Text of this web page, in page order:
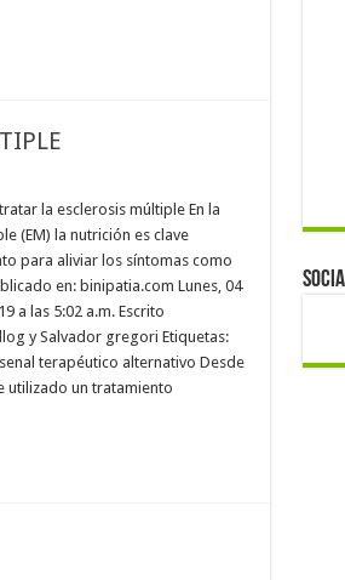
la esclerosis múltiple En la
(EM) la nutrición es clave
para aliviar los síntomas como
en: binipatia.com Lunes, 04
a las 5:02 a.m. Escrito
y Salvador gregori Etiquetas:
terapéutico alternativo Desde
utilizado un tratamiento